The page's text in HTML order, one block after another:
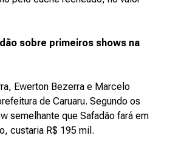
sobre primeiros shows na
Ewerton Bezerra e Marcelo
de Caruaru. Segundo os
semelhante que Safadão fará em
custaria R$ 195 mil.